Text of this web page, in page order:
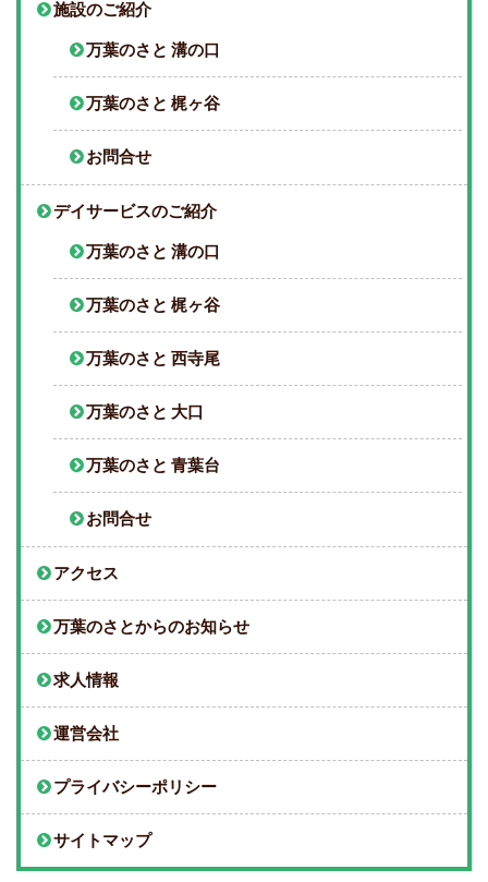
施設のご紹介
万葉のさと 溝の口
万葉のさと 梶ヶ谷
お問合せ
デイサービスのご紹介
万葉のさと 溝の口
万葉のさと 梶ヶ谷
万葉のさと 西寺尾
万葉のさと 大口
万葉のさと 青葉台
お問合せ
アクセス
万葉のさとからのお知らせ
求人情報
運営会社
プライバシーポリシー
サイトマップ